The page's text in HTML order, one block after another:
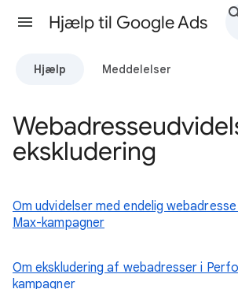
Hjælp til Google Ads
Hjælp Meddelelser
ekskludering
Om udvidelser med endelig
Max-kampagner
Om ekskludering af webadresser i
kampagner